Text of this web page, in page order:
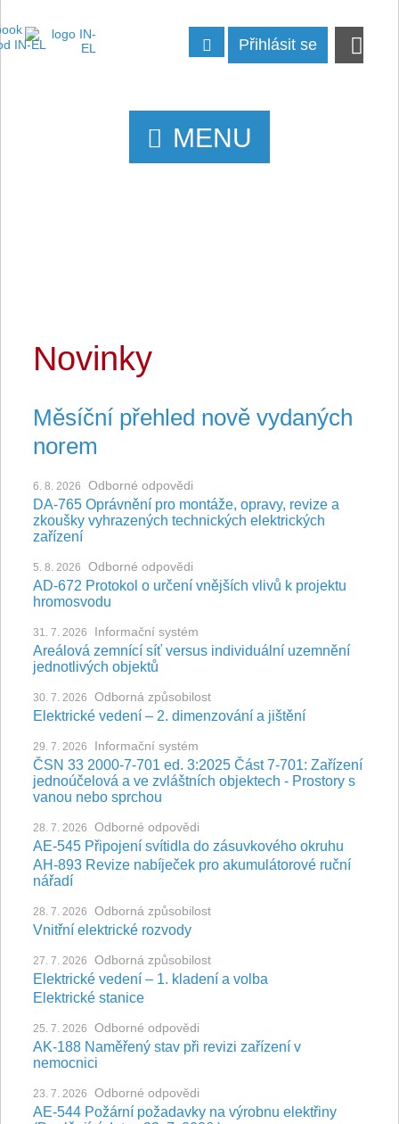
Přihlásit se
MENU
Novinky
Měsíční přehled nově vydaných
norem
6. 8. 2026 Odborné odpovědi
DA-765 Oprávnění pro montáže, opravy, revize a
zkoušky vyhrazených technických elektrických
zařízení
5. 8. 2026 Odborné odpovědi
AD-672 Protokol o určení vnějších vlivů k projektu
hromosvodu
31. 7. 2026 Informační systém
Areálová zemnící síť versus individuální uzemnění
jednotlivých objektů
30. 7. 2026 Odborná způsobilost
Elektrické vedení – 2. dimenzování a jištění
29. 7. 2026 Informační systém
ČSN 33 2000-7-701 ed. 3:2025 Část 7-701: Zařízení
jednoúčelová a ve zvláštních objektech - Prostory s
vanou nebo sprchou
28. 7. 2026 Odborné odpovědi
AE-545 Připojení svítidla do zásuvkového okruhu
AH-893 Revize nabíječek pro akumulátorové ruční
nářadí
28. 7. 2026 Odborná způsobilost
Vnitřní elektrické rozvody
27. 7. 2026 Odborná způsobilost
Elektrické vedení – 1. kladení a volba
Elektrické stanice
25. 7. 2026 Odborné odpovědi
AK-188 Naměřený stav při revizi zařízení v
nemocnici
23. 7. 2026 Odborné odpovědi
AE-544 Požární požadavky na výrobnu elektřiny